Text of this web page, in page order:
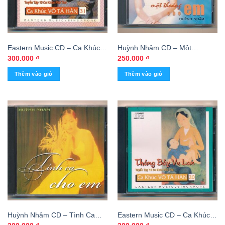
Eastern Music CD – Ca Khúc
Võ Tá Hân 31 – Những Ngày
Bên Mẹ
300.000 ₫
Thêm vào giỏ
Huỳnh Nhâm CD – Một
Thoáng Cho Em
250.000 ₫
Thêm vào giỏ
Huỳnh Nhâm CD – Tình Ca
Eastern Music CD – Ca Khúc